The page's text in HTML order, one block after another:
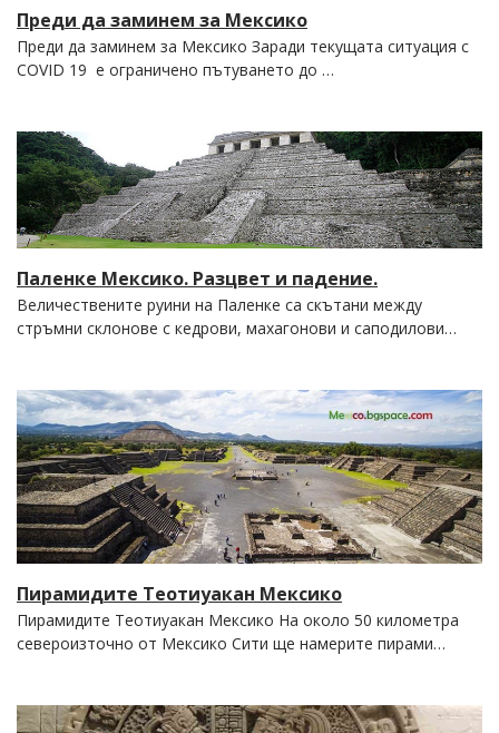
Преди да заминем за Мексико
Преди да заминем за Мексико Заради текущата ситуация с
COVID 19 е ограничено пътуването до …
Паленке Мексико. Разцвет и падение.
Величествените руини на Паленке са скътани между
стръмни склонове с кедрови, махагонови и саподилови…
Пирамидите Теотиуакан Мексико
Пирамидите Теотиуакан Мексико На около 50 километра
североизточно от Мексико Сити ще намерите пирами…